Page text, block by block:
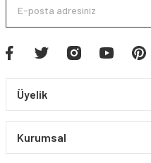
Üyelik
Kurumsal